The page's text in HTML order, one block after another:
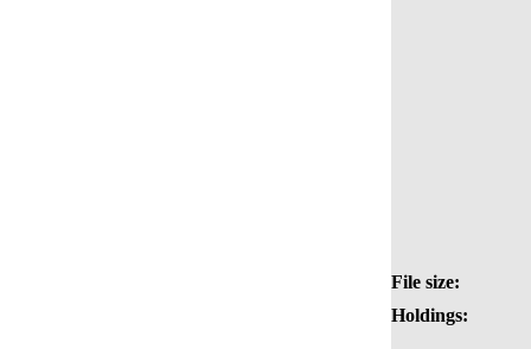
File size:
Holdings: